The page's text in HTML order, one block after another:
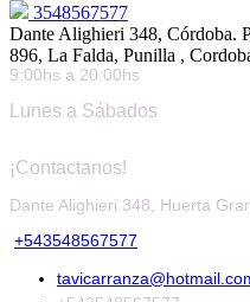
3548567577
Dante Alighieri 348, Córdoba.
896, La Falda, Punilla ,
9:00hs a 20:00hs
Lunes a Sábados
¡Contactanos!
Dante Alighieri 348, Huerta
+543548567577